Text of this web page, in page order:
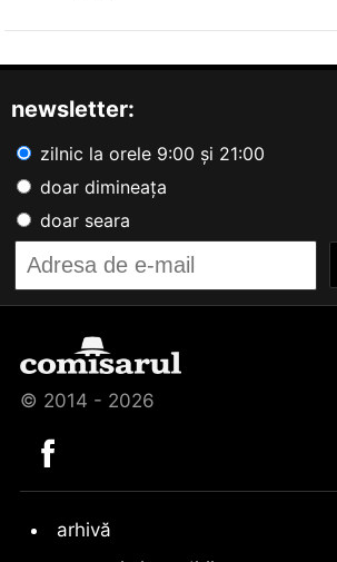
newsletter:
zilnic la orele 9:00 și 21:00
doar dimineața
doar seara
© 2014 - 2026
arhivă